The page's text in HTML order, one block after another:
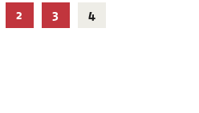
2 3 4Aktuelle
Seite